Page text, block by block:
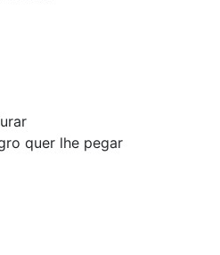
quer lhe pegar